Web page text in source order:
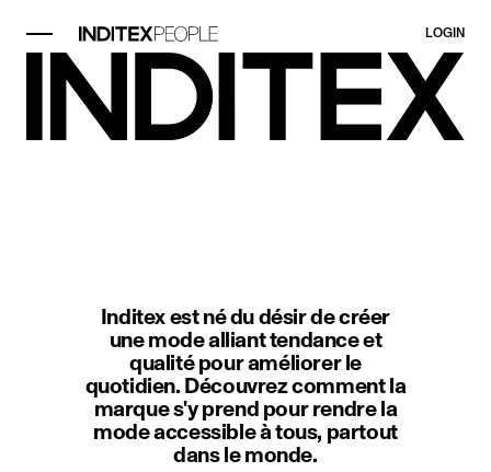
LOGIN
Inditex est né du désir de créer
une mode alliant tendance et
qualité pour améliorer le
quotidien. Découvrez comment la
marque s'y prend pour rendre la
mode accessible à tous, partout
dans le monde.